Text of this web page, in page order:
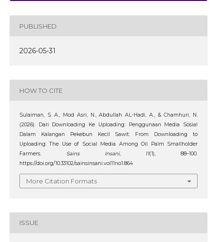
PUBLISHED
2026-05-31
HOW TO CITE
Sulaiman, S. A., Mod Asri, N., Abdullah AL-Hadi, A., & Chamhuri, N.
(2026). Dari Downloading Ke Uploading: Penggunaan Media Sosial
Dalam Kalangan Pekebun Kecil Sawit: From Downloading to
Uploading: The Use of Social Media Among Oil Palm Smallholder
Farmers. Sains Insani, 11(1), 88–100.
https://doi.org/10.33102/sainsinsani.vol11no1.864
More Citation Formats
ISSUE